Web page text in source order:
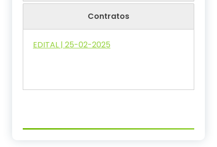
Contratos
EDITAL | 25-02-2025